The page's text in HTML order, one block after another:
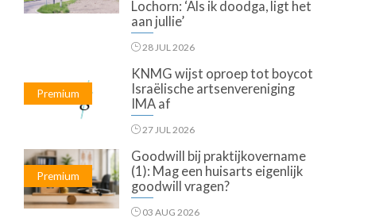
Lochorn: ‘Als ik doodga, ligt het
aan jullie’
28 JUL 2026
Premium
KNMG wijst oproep tot boycot
Israëlische artsenvereniging
IMA af
27 JUL 2026
Premium
Goodwill bij praktijkovername
(1): Mag een huisarts eigenlijk
goodwill vragen?
03 AUG 2026